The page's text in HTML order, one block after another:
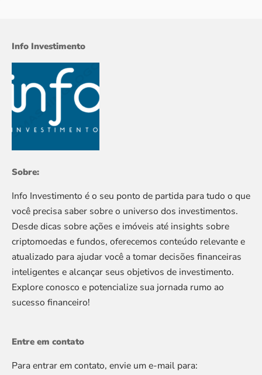
Info Investimento
Sobre:
Info Investimento é o seu ponto de partida para tudo o que
você precisa saber sobre o universo dos investimentos.
Desde dicas sobre ações e imóveis até insights sobre
criptomoedas e fundos, oferecemos conteúdo relevante e
atualizado para ajudar você a tomar decisões financeiras
inteligentes e alcançar seus objetivos de investimento.
Explore conosco e potencialize sua jornada rumo ao
sucesso financeiro!
Entre em contato
Para entrar em contato, envie um e-mail para: